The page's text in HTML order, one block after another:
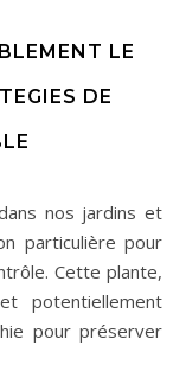
LE
DE
particulière pour
Cette plante,
potentiellement
pour préserver